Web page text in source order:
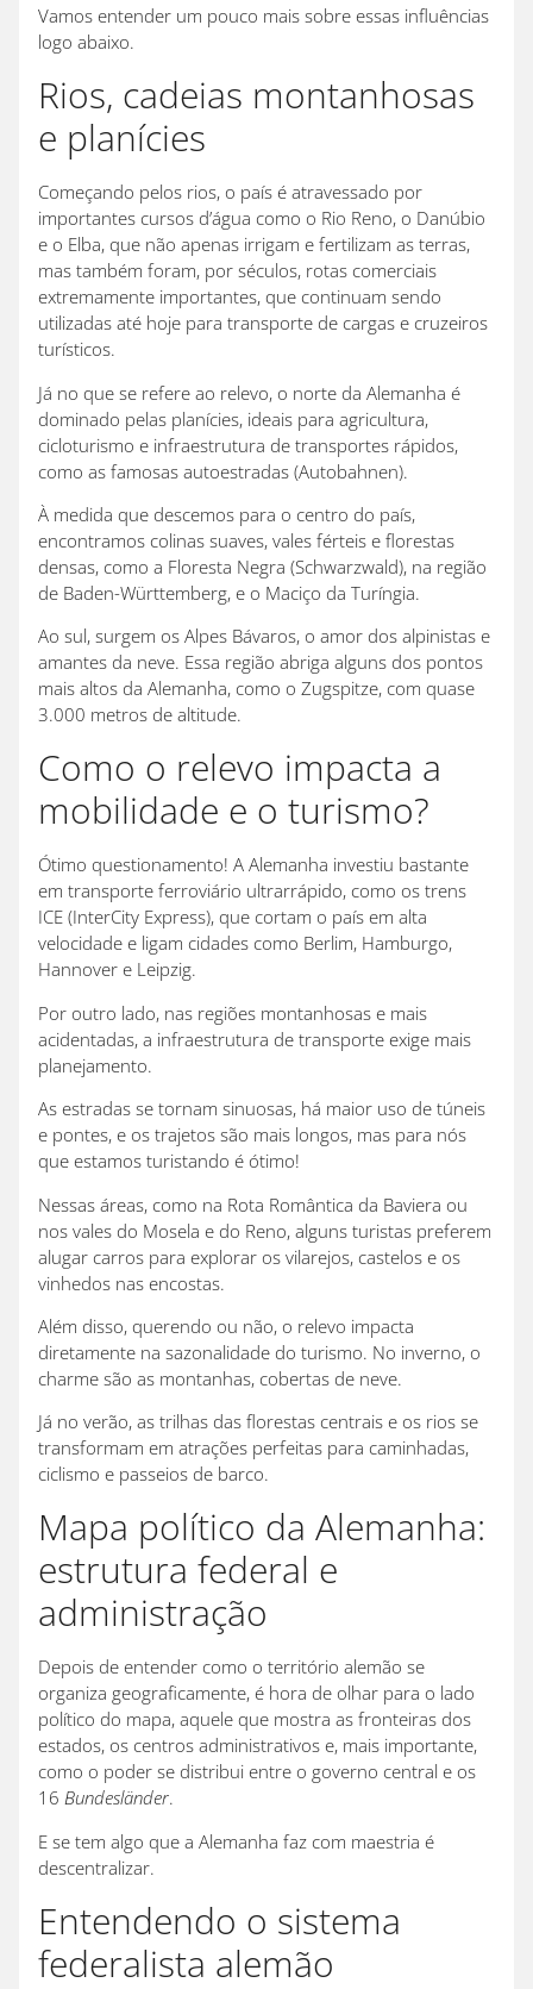
Vamos entender um pouco mais sobre essas influências
logo abaixo.
Rios, cadeias montanhosas
e planícies
Começando pelos rios, o país é atravessado por
importantes cursos d’água como o Rio Reno, o Danúbio
e o Elba, que não apenas irrigam e fertilizam as terras,
mas também foram, por séculos, rotas comerciais
extremamente importantes, que continuam sendo
utilizadas até hoje para transporte de cargas e cruzeiros
turísticos.
Já no que se refere ao relevo, o norte da Alemanha é
dominado pelas planícies, ideais para agricultura,
cicloturismo e infraestrutura de transportes rápidos,
como as famosas autoestradas (Autobahnen).
À medida que descemos para o centro do país,
encontramos colinas suaves, vales férteis e florestas
densas, como a Floresta Negra (Schwarzwald), na região
de Baden-Württemberg, e o Maciço da Turíngia.
Ao sul, surgem os Alpes Bávaros, o amor dos alpinistas e
amantes da neve. Essa região abriga alguns dos pontos
mais altos da Alemanha, como o Zugspitze, com quase
3.000 metros de altitude.
Como o relevo impacta a
mobilidade e o turismo?
Ótimo questionamento! A Alemanha investiu bastante
em transporte ferroviário ultrarrápido, como os trens
ICE (InterCity Express), que cortam o país em alta
velocidade e ligam cidades como Berlim, Hamburgo,
Hannover e Leipzig.
Por outro lado, nas regiões montanhosas e mais
acidentadas, a infraestrutura de transporte exige mais
planejamento.
As estradas se tornam sinuosas, há maior uso de túneis
e pontes, e os trajetos são mais longos, mas para nós
que estamos turistando é ótimo!
Nessas áreas, como na Rota Romântica da Baviera ou
nos vales do Mosela e do Reno, alguns turistas preferem
alugar carros para explorar os vilarejos, castelos e os
vinhedos nas encostas.
Além disso, querendo ou não, o relevo impacta
diretamente na sazonalidade do turismo. No inverno, o
charme são as montanhas, cobertas de neve.
Já no verão, as trilhas das florestas centrais e os rios se
transformam em atrações perfeitas para caminhadas,
ciclismo e passeios de barco.
Mapa político da Alemanha:
estrutura federal e
administração
Depois de entender como o território alemão se
organiza geograficamente, é hora de olhar para o lado
político do mapa, aquele que mostra as fronteiras dos
estados, os centros administrativos e, mais importante,
como o poder se distribui entre o governo central e os
16 Bundesländer.
E se tem algo que a Alemanha faz com maestria é
descentralizar.
Entendendo o sistema
federalista alemão